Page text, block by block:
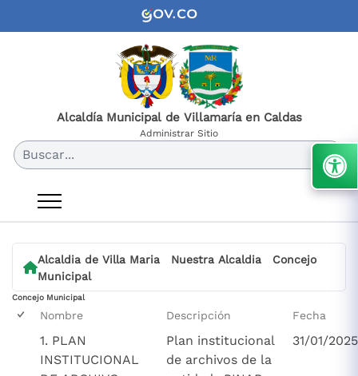
Alcaldía Municipal de Villamaría en Caldas
Administrar Sitio
Buscar...
Alcaldia de Villa Maria Nuestra Alcaldia
Concejo
Municipal
Concejo Municipal
Nombre Descripción Fecha
1. PLAN
INSTITUCIONAL
Plan institucional
de archivos de la
31/01/2025